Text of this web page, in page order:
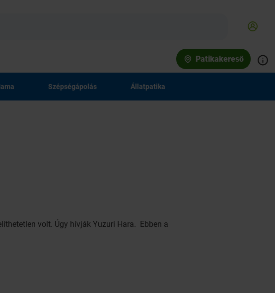
Patikakereső
Szépségápolás Állatpatika
volt. Úgy hívják Yuzuri Hara. Ebben a